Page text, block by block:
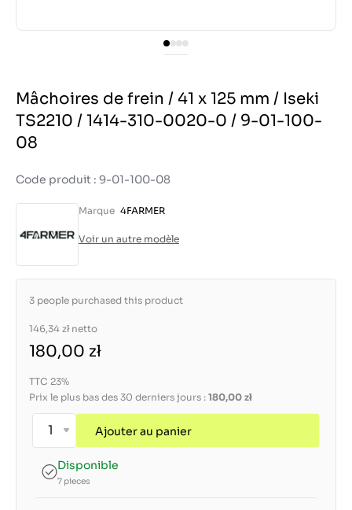
Mâchoires de frein / 41 x 125 mm / Iseki
TS2210 / 1414-310-0020-0 / 9-01-100-
08
Code produit : 9-01-100-08
Marque 4FARMER
Voir un autre modèle
3 people purchased this product
146,34 zł netto
180,00 zł
TTC 23%
Prix le plus bas des 30 derniers jours : 180,00 zł
Ajouter au panier
Disponible
7 pieces